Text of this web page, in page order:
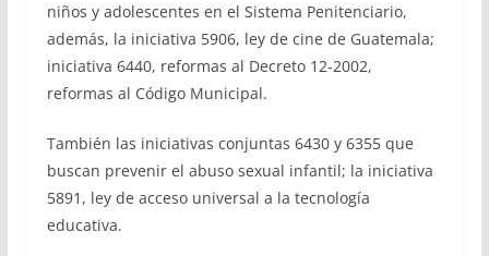
niños y adolescentes en el Sistema Penitenciario,
además, la iniciativa 5906, ley de cine de Guatemala;
iniciativa 6440, reformas al Decreto 12-2002,
reformas al Código Municipal.
También las iniciativas conjuntas 6430 y 6355 que
buscan prevenir el abuso sexual infantil; la iniciativa
5891, ley de acceso universal a la tecnología
educativa.